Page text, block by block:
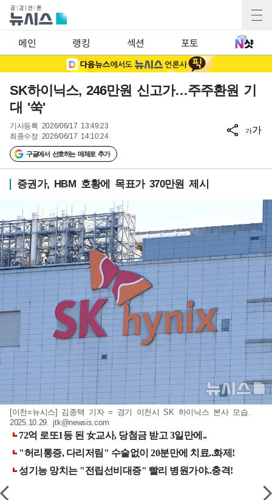
메인 랭킹 섹션 포토
SK하이닉스, 246만원 신고가…주주환원 기
대 '쑥'
기사등록 2026/06/17 13:49:23
최종수정 2026/06/17 14:10:24
구글에서 선호하는 매체로 추가
가가
증권가, HBM 호황에 목표가 370만원 제시
[이천=뉴시스] 김종택 기자 = 경기 이천시 SK 하이닉스 본사 모습.
2025.10.29. jtk@newsis.com